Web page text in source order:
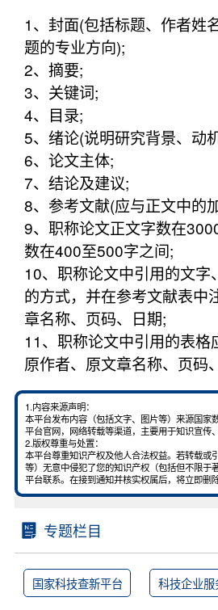
1、封面(包括标题、作者姓
题的专业方向);
2、摘要;
3、关键词;
4、目录;
5、绪论(说明研究背景、动
6、论文主体;
7、结论及建议;
8、参考文献(应与正文中的
9、职称论文正文字数在
数在400至500字之间;
10、职称论文中引用的文字
的方式，并在参考文献表中
章名称、页码、日期;
11、职称论文中引用的表格
原作者、原文章名称、页码
1.内容来源声明：
本平台发布内容（包括文字、图片等）来源国家
平台官网，网络转载等渠道，主要用于知识宣传
2.版权尊重与处置：
本平台尊重知识产权及他人合法权益。若转载或
等）无意中侵犯了您的知识产权（包括但不限于
平台联系。在接到通知并核实权属后，将立即删
专题栏目
国家科技查新平台 科技企业服